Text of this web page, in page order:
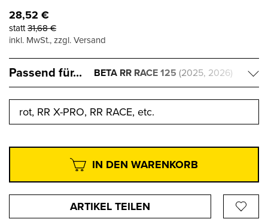
28,52 €
statt31,68€
inkl. MwSt., zzgl. Versand
Passend für... BETA RR RACE 125 (2025, 2026)
rot, RR X-PRO, RR RACE, etc.
IN DEN WARENKORB
ARTIKEL TEILEN